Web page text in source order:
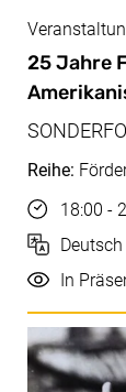
Juli,
25 Jahre
Reihe:
Uhrzeit
18:00 -
Sprache
Deutsch
In